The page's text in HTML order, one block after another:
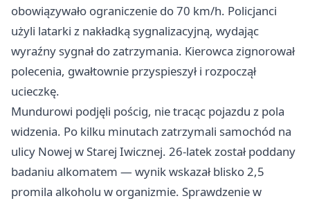
obowiązywało ograniczenie do 70 km/h. Policjanci
użyli latarki z nakładką sygnalizacyjną, wydając
wyraźny sygnał do zatrzymania. Kierowca zignorował
polecenia, gwałtownie przyspieszył i rozpoczął
ucieczkę.
Mundurowi podjęli pościg, nie tracąc pojazdu z pola
widzenia. Po kilku minutach zatrzymali samochód na
ulicy Nowej w Starej Iwicznej. 26-latek został poddany
badaniu alkomatem — wynik wskazał blisko 2,5
promila alkoholu w organizmie. Sprawdzenie w